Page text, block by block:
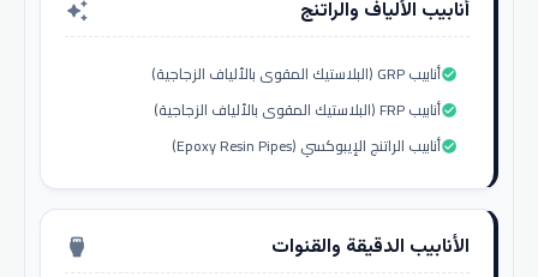
أنابيب الألياف والراتنج auto_awesome
أنابيب GRP (البلاستيك المقوى بالألياف الزجاجية)check_circle
أنابيب FRP (البلاستيك المقوى بالألياف الزجاجية)check_circle
أنابيب الراتنج الإيبوكسي (Epoxy Resin Pipes)check_circle
الأنابيب الدقيقة والقنوات settings_input_hdmi